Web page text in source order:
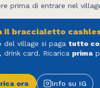
Torna alla Home
prima di entrare nel
il braccialetto
del village si paga tutto
drink card. Ricarica prima
ora Info su IG